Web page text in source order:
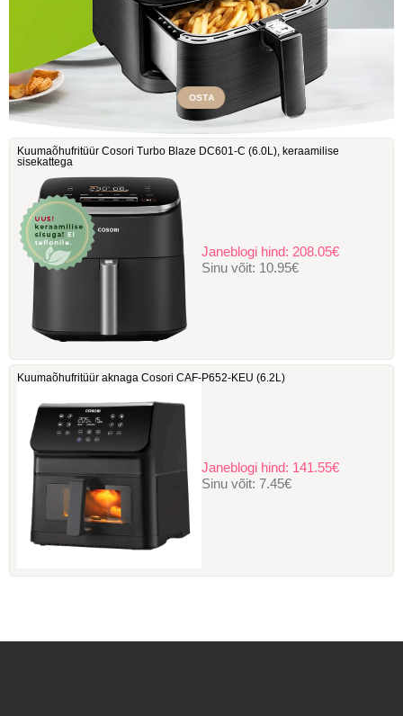
OSTA
Kuumaõhufritüür Cosori Turbo Blaze DC601-C ‎(6.0L), keraamilise
sisekattega
Janeblogi hind: 208.05€
Sinu võit: 10.95€
Kuumaõhufritüür aknaga Cosori ‎CAF-P652-KEU (6.2L)
Janeblogi hind: 141.55€
Sinu võit: 7.45€